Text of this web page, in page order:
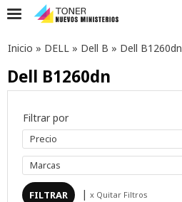
Inicio » DELL » Dell B » Dell B1260dn
Dell B1260dn
Filtrar por
Precio
Marcas
| x Quitar Filtros